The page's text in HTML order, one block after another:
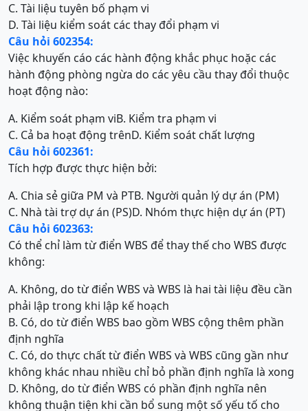
C. Tài liệu tuyên bố phạm vi
D. Tài liệu kiểm soát các thay đổi phạm vi
Câu hỏi 602354:
Việc khuyến cáo các hành động khắc phục hoặc các
hành động phòng ngừa do các yêu cầu thay đổi thuộc
hoạt động nào:
A. Kiểm soát phạm viB. Kiểm tra phạm vi
C. Cả ba hoạt động trênD. Kiểm soát chất lượng
Câu hỏi 602361:
Tích hợp được thực hiện bởi:
A. Chia sẻ giữa PM và PTB. Người quản lý dự án (PM)
C. Nhà tài trợ dự án (PS)D. Nhóm thực hiện dự án (PT)
Câu hỏi 602363:
Có thể chỉ làm từ điển WBS để thay thế cho WBS được
không:
A. Không, do từ điển WBS và WBS là hai tài liệu đều cần
phải lập trong khi lập kế hoạch
B. Có, do từ điển WBS bao gồm WBS cộng thêm phần
định nghĩa
C. Có, do thực chất từ điển WBS và WBS cũng gần như
không khác nhau nhiều chỉ bỏ phần định nghĩa là xong
D. Không, do từ điển WBS có phần định nghĩa nên
không thuận tiện khi cần bổ sung một số yếu tố cho